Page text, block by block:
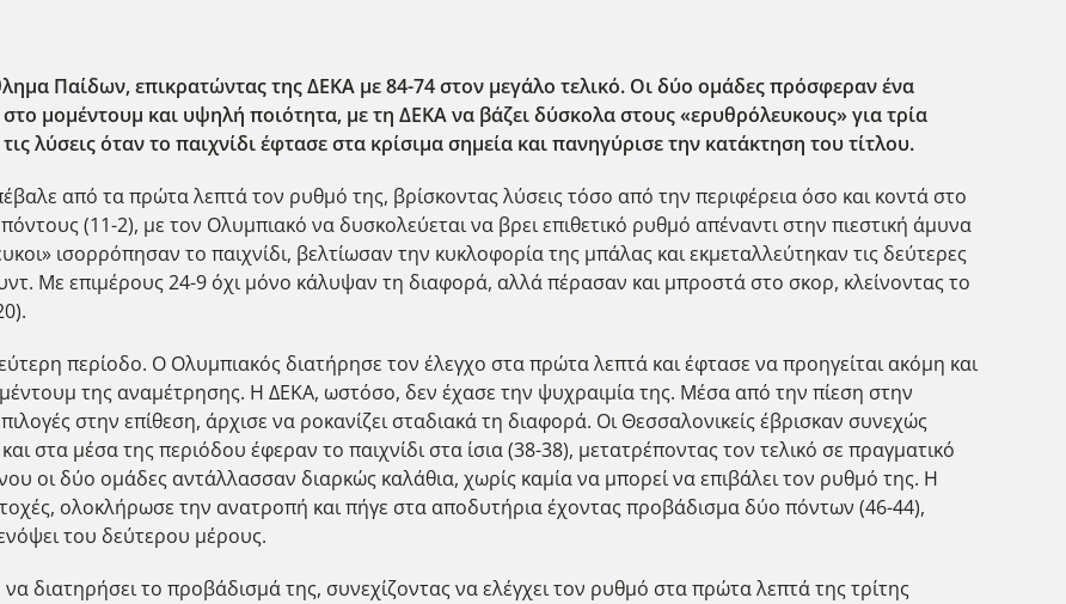
Παίδων, επικρατώντας της ΔΕΚΑ με 84-74 στον μεγάλο τελικό. Οι δύο ομάδες πρόσφεραν ένα
μομέντουμ και υψηλή ποιότητα, με τη ΔΕΚΑ να βάζει δύσκολα στους «ερυθρόλευκους» για τρία
λύσεις όταν το παιχνίδι έφτασε στα κρίσιμα σημεία και πανηγύρισε την κατάκτηση του τίτλου.
από τα πρώτα λεπτά τον ρυθμό της, βρίσκοντας λύσεις τόσο από την περιφέρεια όσο και κοντά στο
(11-2), με τον Ολυμπιακό να δυσκολεύεται να βρει επιθετικό ρυθμό απέναντι στην πιεστική άμυνα
ισορρόπησαν το παιχνίδι, βελτίωσαν την κυκλοφορία της μπάλας και εκμεταλλεύτηκαν τις δεύτερες
Με επιμέρους 24-9 όχι μόνο κάλυψαν τη διαφορά, αλλά πέρασαν και μπροστά στο σκορ, κλείνοντας το
περίοδο. Ο Ολυμπιακός διατήρησε τον έλεγχο στα πρώτα λεπτά και έφτασε να προηγείται ακόμη και
της αναμέτρησης. Η ΔΕΚΑ, ωστόσο, δεν έχασε την ψυχραιμία της. Μέσα από την πίεση στην
στην επίθεση, άρχισε να ροκανίζει σταδιακά τη διαφορά. Οι Θεσσαλονικείς έβρισκαν συνεχώς
στα μέσα της περιόδου έφεραν το παιχνίδι στα ίσια (38-38), μετατρέποντας τον τελικό σε πραγματικό
οι δύο ομάδες αντάλλασσαν διαρκώς καλάθια, χωρίς καμία να μπορεί να επιβάλει τον ρυθμό της. Η
ολοκλήρωσε την ανατροπή και πήγε στα αποδυτήρια έχοντας προβάδισμα δύο πόντων (46-44),
του δεύτερου μέρους.
διατηρήσει το προβάδισμά της, συνεχίζοντας να ελέγχει τον ρυθμό στα πρώτα λεπτά της τρίτης